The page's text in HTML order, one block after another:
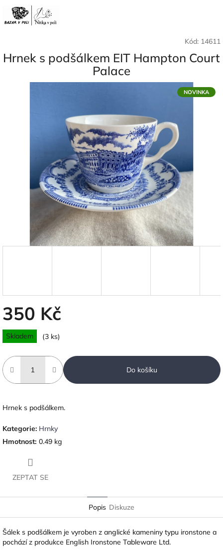
obsah
Kód: 14611
Hrnek s podšálkem EIT Hampton Court
Palace
NOVINKA
350 Kč
Měrná
cena:
Skladem (3 ks)
Do košíku
Hrnek s podšálkem.
Kategorie: Hrnky
Hmotnost: 0.49 kg
ZEPTAT SE
Popis Diskuze
Šálek s podšálkem je vyroben z anglické kameniny typu ironstone a
pochází z produkce English Ironstone Tableware Ltd.